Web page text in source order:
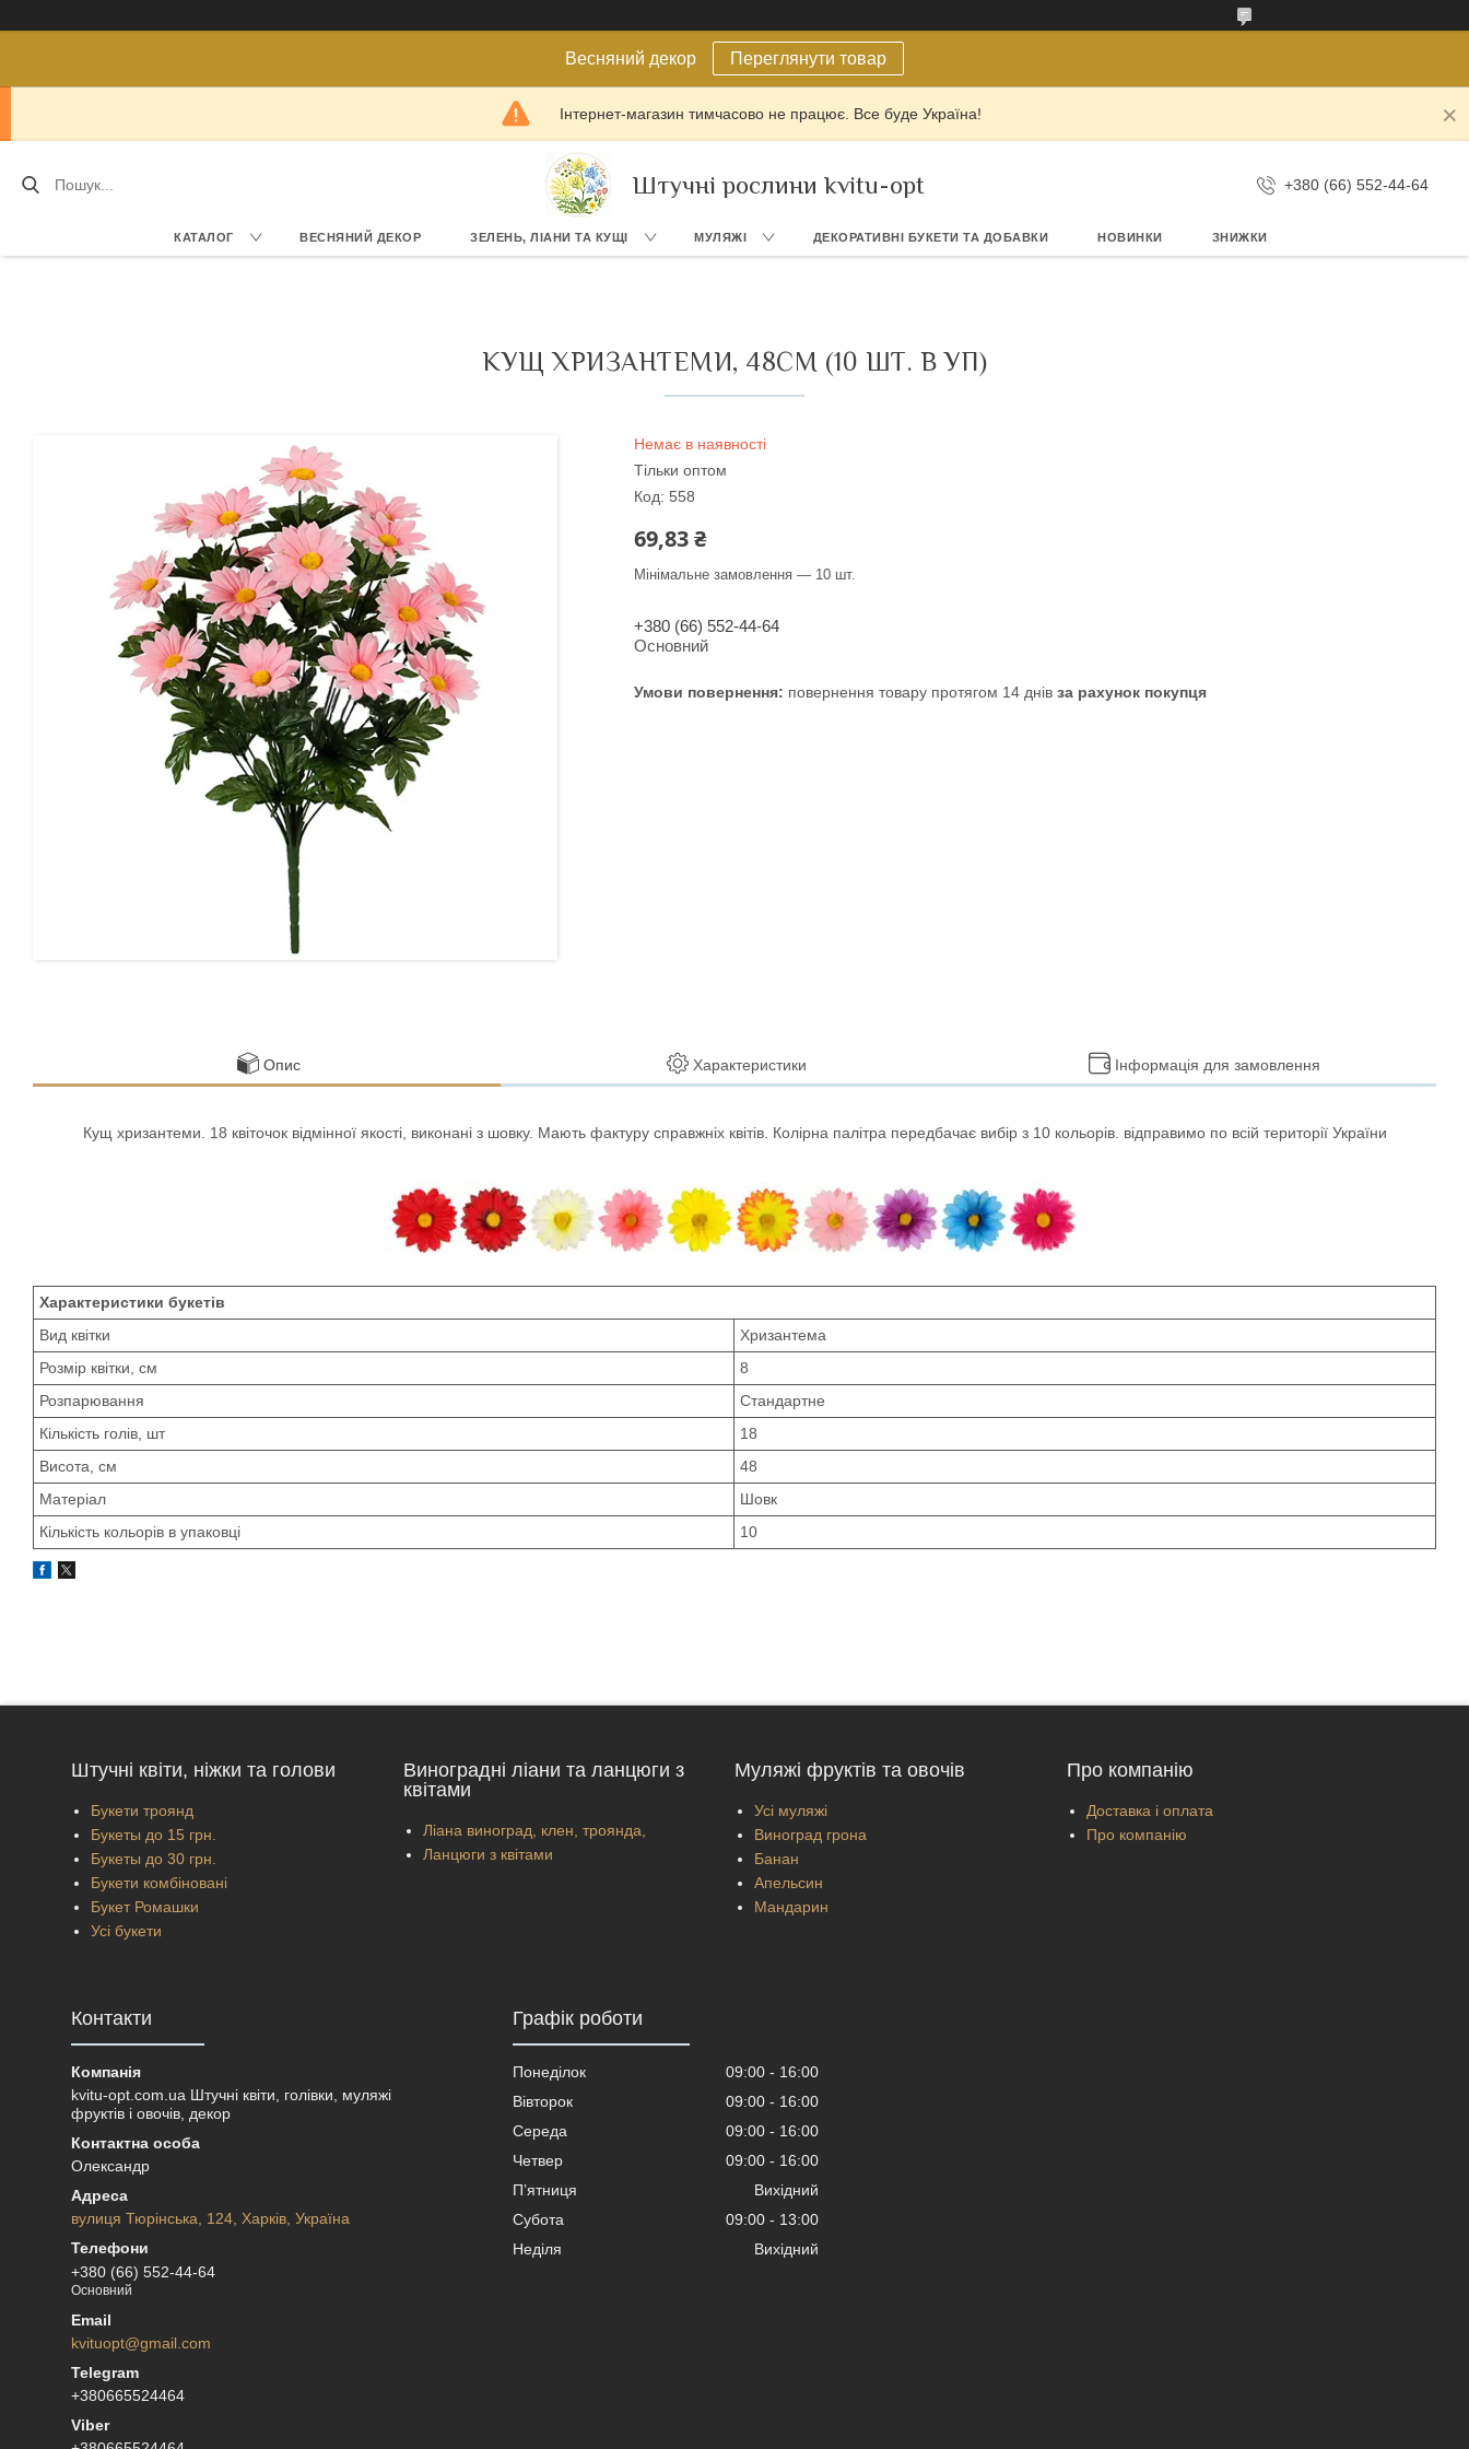
Весняний декор Переглянути товар
Інтернет-магазин тимчасово не працює. Все буде Україна!
Штучні рослини kvitu-opt +380 (66) 552-44-64
КАТАЛОГ ВЕСНЯНИЙ ДЕКОР ЗЕЛЕНЬ, ЛІАНИ ТА КУЩІ МУЛЯЖІ ДЕКОРАТИВНІ БУКЕТИ ТА ДОБАВКИ НОВИНКИ ЗНИЖКИ
КУЩ ХРИЗАНТЕМИ, 48СМ (10 ШТ. В УП)
Немає в наявності
Тільки оптом
Код: 558
69,83 ₴
Мінімальне замовлення — 10 шт.
+380 (66) 552-44-64
Основний
повернення товару протягом 14 днів за рахунок покупця
Опис Характеристики Інформація для замовлення
Кущ хризантеми. 18 квіточок відмінної якості, виконані з шовку. Мають фактуру справжніх квітів. Колірна палітра передбачає вибір з 10 кольорів. відправимо по всій території України
Характеристики букетів
Вид квітки
Хризантема
Розмір квітки, см
8
Розпарювання
Стандартне
Кількість голів, шт
18
Висота, см
48
Матеріал
Шовк
Кількість кольорів в упаковці
10
Штучні квіти, ніжки та голови
Букети троянд
Букеты до 15 грн.
Букеты до 30 грн.
Букети комбіновані
Букет Ромашки
Усі букети
Виноградні ліани та ланцюги з
квітами
Ліана виноград, клен, троянда,
Ланцюги з квітами
Муляжі фруктів та овочів
Усі муляжі
Виноград грона
Банан
Апельсин
Мандарин
Про компанію
Доставка і оплата
Про компанію
Контакти
kvitu-opt.com.ua Штучні квіти, голівки, муляжі
фруктів і овочів, декор
Олександр
вулиця Тюрінська, 124, Харків, Україна
+380 (66) 552-44-64
Основний
kvituopt@gmail.com
+380665524464
Графік роботи
Понеділок 09:00
16:00
Вівторок
09:00
16:00
Середа
09:00
16:00
Четвер
09:00
16:00
Пʼятниця
Вихідний
Субота
09:00
13:00
Неділя
Вихідний